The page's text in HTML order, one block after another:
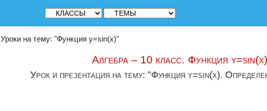
Уроки на тему: "Функция у=sin(x)"
Алгебра – 10 класс. Функция y=sin(x)
Урок и презентация на тему: "Функция y=sin(x).